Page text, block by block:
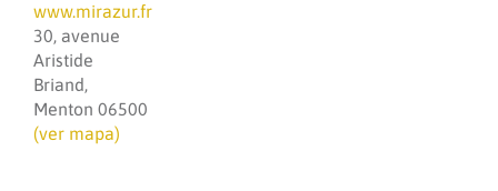
www.mirazur.fr
30, avenue
Aristide
Briand,
Menton 06500
(ver mapa)